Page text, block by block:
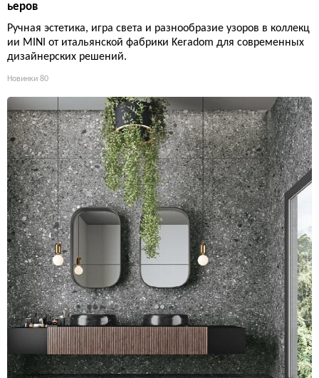
ьеров
Ручная эстетика, игра света и разнообразие узоров в коллекц
ии MINI от итальянской фабрики Keradom для современных
дизайнерских решений.
Новинки 80